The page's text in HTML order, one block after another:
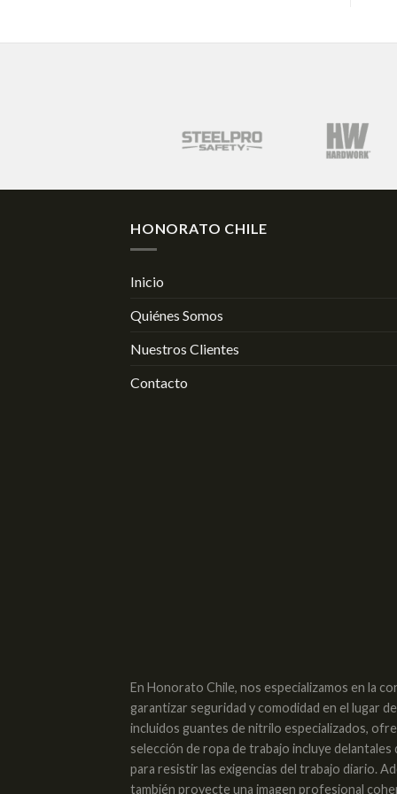
HONORATO CHILE
Inicio
Quiénes Somos
Nuestros Clientes
Contacto
En Honorato Chile, nos especializamos en la
garantizar seguridad y comodidad en el lugar
incluidos guantes de nitrilo especializados,
selección de ropa de trabajo incluye
para resistir las exigencias del trabajo diario.
también proyecte una imagen profesional